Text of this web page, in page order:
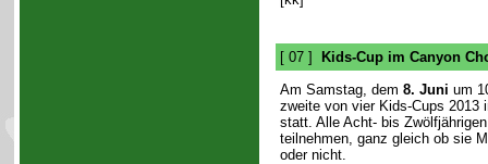
[ 07 ]
Kids-Cup im Canyon
Am Samstag, dem 8. Juni um
zweite von vier Kids-Cups 2013
statt. Alle Acht- bis
teilnehmen, ganz gleich ob sie
oder nicht.